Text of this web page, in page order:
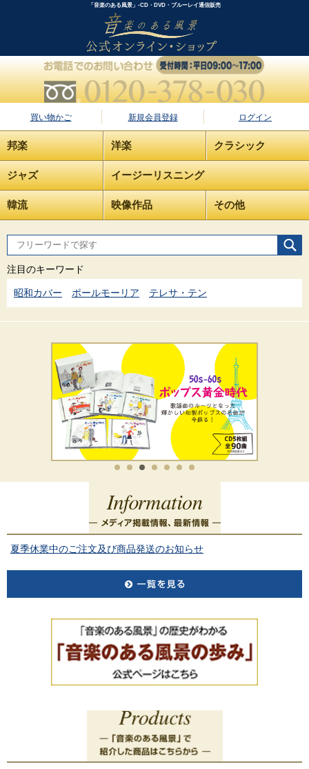
「音楽のある風景」-CD・DVD・ブルーレイ通信販売
買い物かご 新規会員登録 ログイン
邦楽 洋楽 クラシック
ジャズ イージーリスニング
韓流 映像作品 その他
注目のキーワード
昭和カバー ポールモーリア テレサ・テン
夏季休業中のご注文及び商品発送のお知らせ